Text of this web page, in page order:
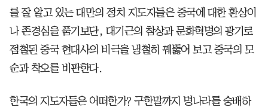
를 잘 알고 있는 대만의 정치 지도자들은 중국에 대한 환상이
나 존경심을 품기보단, 대기근의 참상과 문화혁명의 광기로
점철된 중국 현대사의 비극을 냉철히 꿰뚫어 보고 중국의 모
순과 착오를 비판한다.
한국의 지도자들은 어떠한가? 구한말까지 명나라를 숭배하